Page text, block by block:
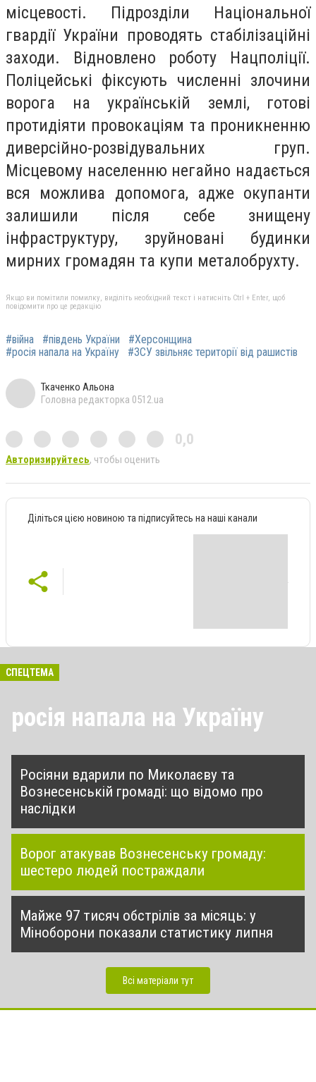
місцевості. Підрозділи Національної
гвардії України проводять стабілізаційні
заходи. Відновлено роботу Нацполіції.
Поліцейські фіксують численні злочини
ворога на українській землі, готові
протидіяти провокаціям та проникненню
диверсійно-розвідувальних груп.
Місцевому населенню негайно надається
вся можлива допомога, адже окупанти
залишили після себе знищену
інфраструктуру, зруйновані будинки
мирних громадян та купи металобрухту.
Якщо ви помітили помилку, виділіть необхідний текст і натисніть Ctrl + Enter, щоб
повідомити про це редакцію
#війна #південь України
#Херсонщина
#росія напала на Україну
#ЗСУ звільняє території від рашистів
Ткаченко Альона
Головна редакторка 0512.ua
0,0
Авторизируйтесь, чтобы оценить
Діліться цією новиною та підписуйтесь на наші канали
СПЕЦТЕМА
росія напала на Україну
Росіяни вдарили по Миколаєву та
Вознесенській громаді: що відомо про
наслідки
Ворог атакував Вознесенську громаду:
шестеро людей постраждали
Майже 97 тисяч обстрілів за місяць: у
Міноборони показали статистику липня
Всі матеріали тут